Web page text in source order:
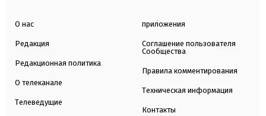
О нас
Редакция
Редакционная политика
О телеканале
Телеведущие
приложения
Соглашение пользователя
Сообщества
Правила комментирования
Техническая информация
Контакты